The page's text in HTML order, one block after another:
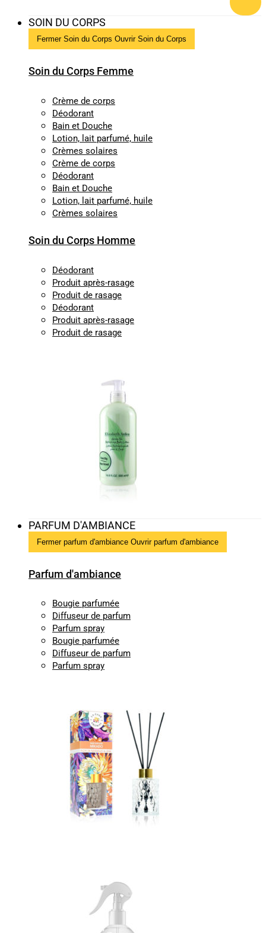
SOIN DU CORPS
Fermer Soin du Corps Ouvrir Soin du Corps
Soin du Corps Femme
Crème de corps
Déodorant
Bain et Douche
Lotion, lait parfumé, huile
Crèmes solaires
Crème de corps
Déodorant
Bain et Douche
Lotion, lait parfumé, huile
Crèmes solaires
Soin du Corps Homme
Déodorant
Produit après-rasage
Produit de rasage
Déodorant
Produit après-rasage
Produit de rasage
PARFUM D'AMBIANCE
Fermer parfum d'ambiance Ouvrir parfum d'ambiance
Parfum d'ambiance
Bougie parfumée
Diffuseur de parfum
Parfum spray
Bougie parfumée
Diffuseur de parfum
Parfum spray